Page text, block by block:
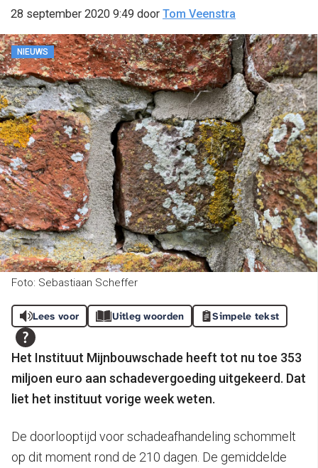
28 september 2020 9:49 door Tom Veenstra
NIEUWS
Foto: Sebastiaan Scheffer
Lees voor Uitleg woorden Simpele tekst
Het Instituut Mijnbouwschade heeft tot nu toe 353
miljoen euro aan schadevergoeding uitgekeerd. Dat
liet het instituut vorige week weten.
De doorlooptijd voor schadeafhandeling schommelt
op dit moment rond de 210 dagen. De gemiddelde